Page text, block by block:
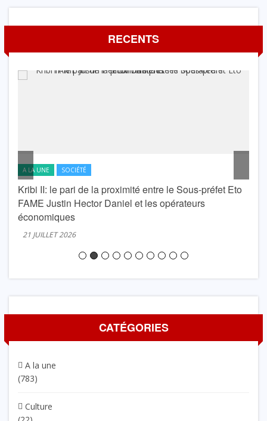
RECENTS
A LA UNE SOCIÉTÉ
Kribi II: le pari de la proximité entre le Sous-préfet Eto
FAME Justin Hector Daniel et les opérateurs
économiques
21 JUILLET 2026
CATÉGORIES
A la une
(783)
Culture